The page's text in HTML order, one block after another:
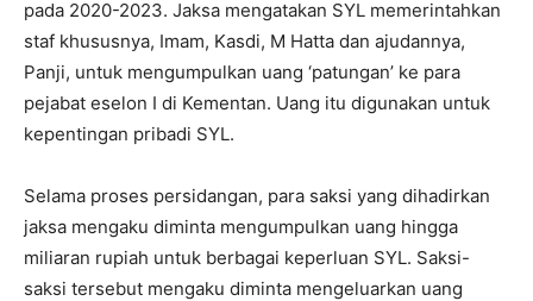
pada 2020-2023. Jaksa mengatakan SYL memerintahkan
staf khususnya, Imam, Kasdi, M Hatta dan ajudannya,
Panji, untuk mengumpulkan uang ‘patungan’ ke para
pejabat eselon I di Kementan. Uang itu digunakan untuk
kepentingan pribadi SYL.
Selama proses persidangan, para saksi yang dihadirkan
jaksa mengaku diminta mengumpulkan uang hingga
miliaran rupiah untuk berbagai keperluan SYL. Saksi-
saksi tersebut mengaku diminta mengeluarkan uang